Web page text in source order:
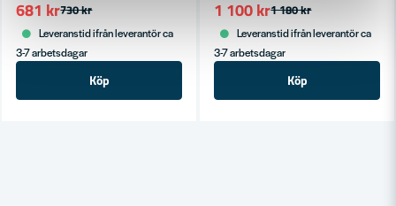
730 kr
681 kr
Leveranstid ifrån leverantör ca
3-7 arbetsdagar
Köp
1 180 kr
1 100 kr
Leveranstid ifrån leverantör ca
3-7 arbetsdagar
Köp